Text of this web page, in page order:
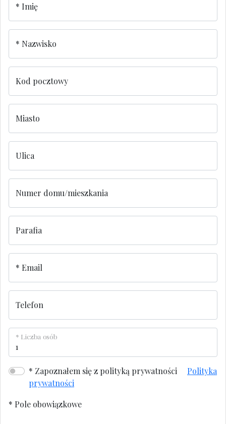
Imię
Nazwisko
Kod pocztowy
Miasto
Ulica
Numer domu/mieszkania
Parafia
Email
Telefon
Liczba osób
Zapoznałem się z polityką prywatności
Polityka
prywatności
* Pole obowiązkowe